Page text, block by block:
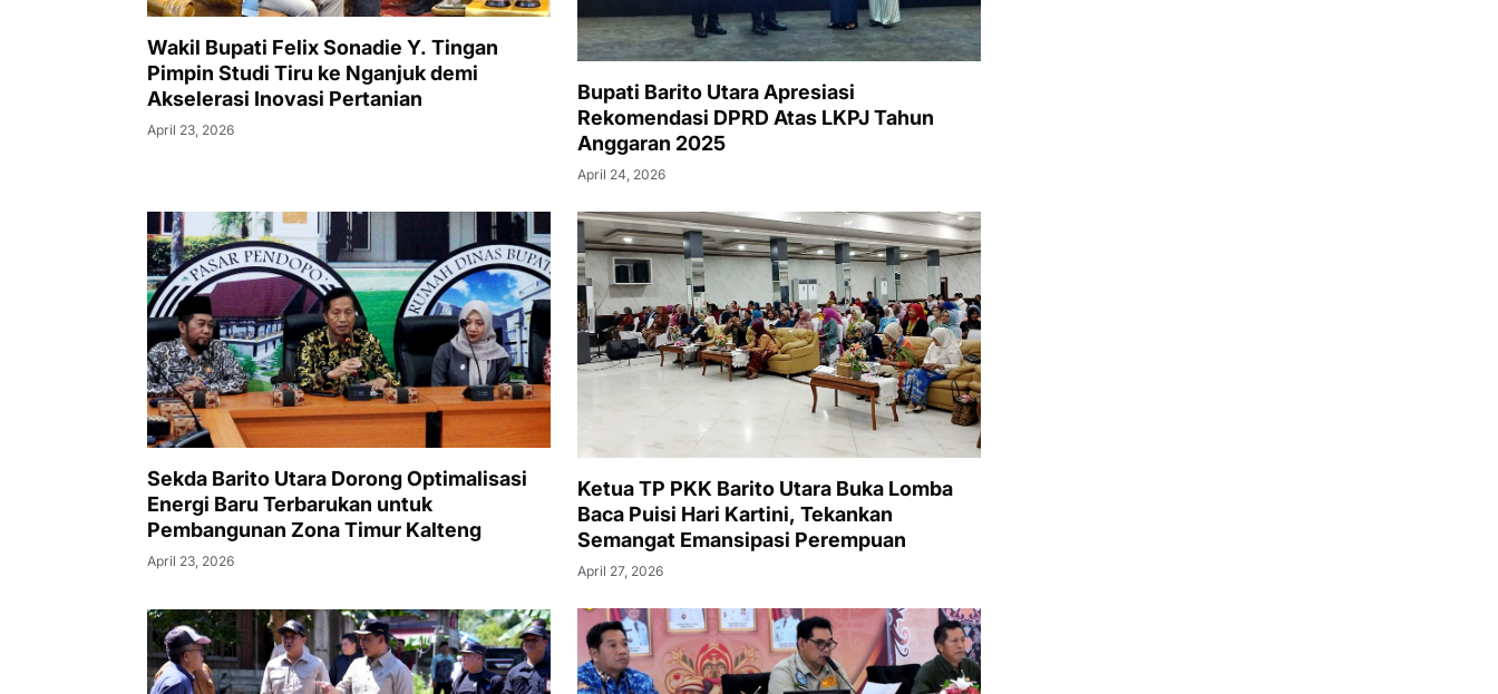
Wakil Bupati Felix Sonadie Y. Tingan
Pimpin Studi Tiru ke Nganjuk demi
Akselerasi Inovasi Pertanian
April 23, 2026
Bupati Barito Utara Apresiasi
Rekomendasi DPRD Atas LKPJ Tahun
Anggaran 2025
April 24, 2026
Sekda Barito Utara Dorong Optimalisasi
Energi Baru Terbarukan untuk
Pembangunan Zona Timur Kalteng
April 23, 2026
Ketua TP PKK Barito Utara Buka Lomba
Baca Puisi Hari Kartini, Tekankan
Semangat Emansipasi Perempuan
April 27, 2026